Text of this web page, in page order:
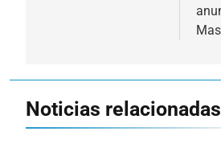
Noticias relacionadas